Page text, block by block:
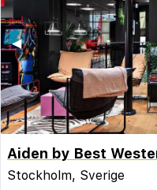
◀︎
Stockholm, Sverige